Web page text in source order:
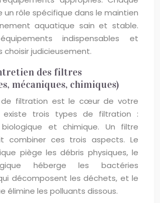
un rôle spécifique dans le maintien
aquatique sain et stable.
indispensables et
judicieusement.
des filtres
mécaniques, chimiques)
de filtration est le cœur de votre
existe trois types de filtration :
biologique et chimique. Un filtre
combiner ces trois aspects. Le
piège les débris physiques, le
héberge les bactéries
décomposent les déchets, et le
élimine les polluants dissous.